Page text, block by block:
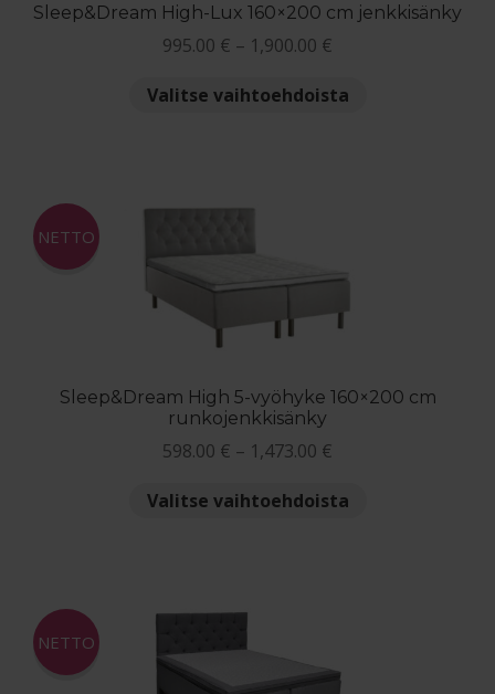
Sleep&Dream High-Lux 160×200 cm jenkkisänky
995.00 € – 1,900.00 €
-
Valitse vaihtoehdoista
Sleep&Dream High 5-vyöhyke 160×200 cm
runkojenkkisänky
NETTO
598.00 € – 1,473.00 €
-
Valitse vaihtoehdoista
NETTO